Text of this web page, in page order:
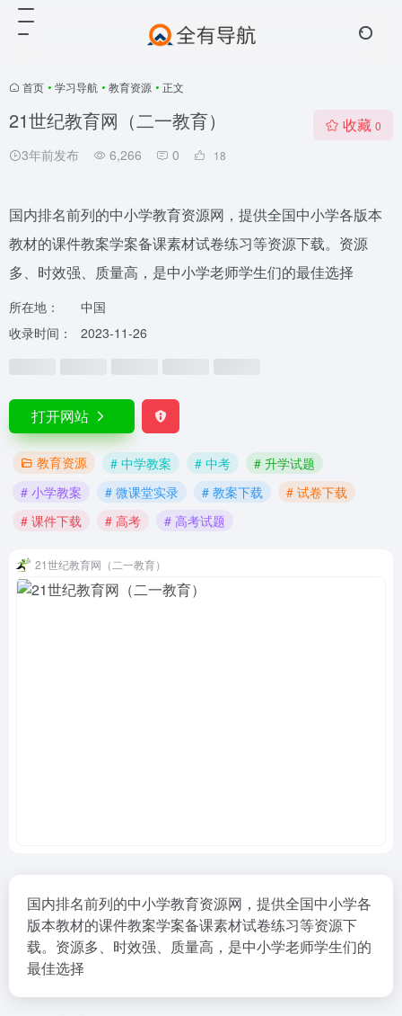
首页 • 学习导航 • 教育资源 • 正文
21世纪教育网（二一教育）
3年前发布 6,266 0 18
收藏 0
国内排名前列的中小学教育资源网，提供全国中小学各版本
教材的课件教案学案备课素材试卷练习等资源下载。资源
多、时效强、质量高，是中小学老师学生们的最佳选择
所在地：
中国
收录时间：
2023-11-26
打开网站
教育资源 # 中学教案 # 中考
# 升学试题
# 小学教案
# 微课堂实录 # 教案下载
# 试卷下载
# 课件下载
# 高考 # 高考试题
21世纪教育网（二一教育）
国内排名前列的中小学教育资源网，提供全国中小学各
版本教材的课件教案学案备课素材试卷练习等资源下
载。资源多、时效强、质量高，是中小学老师学生们的
最佳选择